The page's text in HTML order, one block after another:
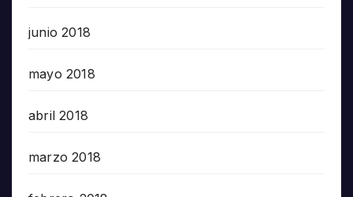
junio 2018
mayo 2018
abril 2018
marzo 2018